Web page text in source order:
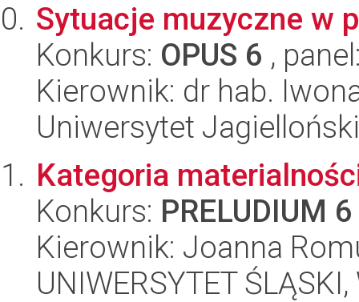
Sytuacje muzyczne w
Konkurs: OPUS 6 ,
Kierownik: dr hab.
Uniwersytet
Kategoria
Konkurs: PRELUDIUM 6
Kierownik: Joanna
UNIWERSYTET